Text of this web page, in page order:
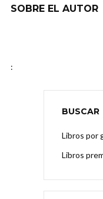
SOBRE EL AUTOR
:
BUSCAR
Libros por
Libros